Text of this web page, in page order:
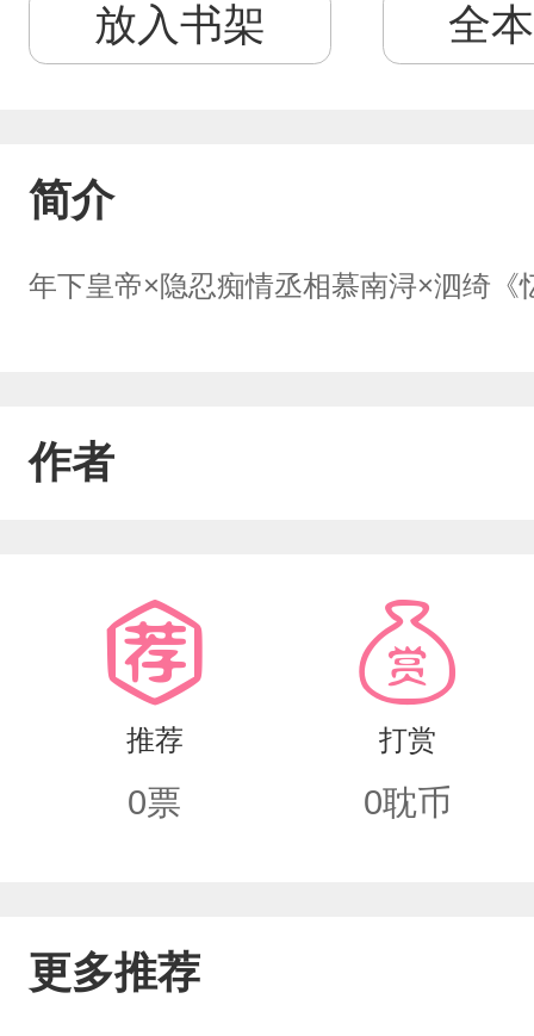
放入书架 全
简介
年下皇帝×隐忍痴情丞相慕南浔×泗绮《
作者
推荐
0票
打赏
0耽币
更多推荐